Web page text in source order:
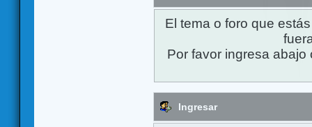
El tema o foro que
Por favor ingresa
Ingresar